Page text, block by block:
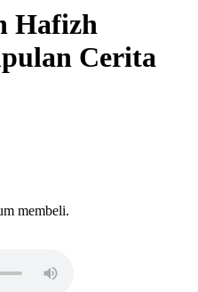
Hafizh
Cerita
membeli.